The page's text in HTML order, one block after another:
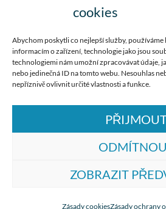
cookies
Abychom poskytli co nejlepší služby,
informacím o zařízení, technologie jako jsou
technologiemi nám umožní zpracovávat údaje,
nebo jedinečná ID na tomto webu. Nesouhlas
nepříznivě ovlivnit určité vlastnosti a funkce.
ZOBRAZIT
Zásady cookiesZásady ochrany
487 881 111
podatelna@mucl.cz
společnost